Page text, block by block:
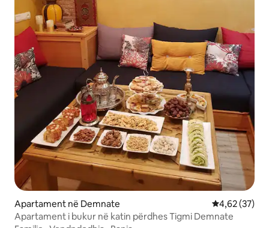
Apartament në Demnate Vlerësimi
4,62 (37)
Apartament i bukur në katin përdhes Tigmi Demnate